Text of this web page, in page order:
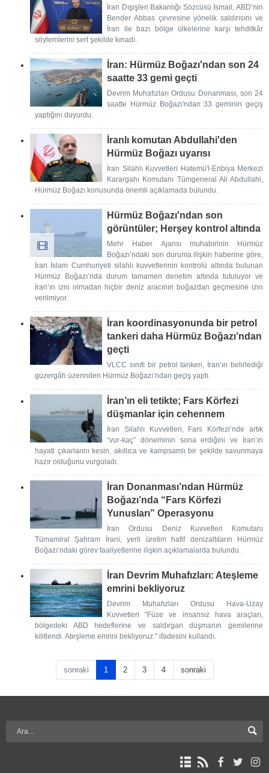
İran Dışişleri Bakanlığı Sözcüsü İsmail, ABD’nin
Bender Abbas çevresine yönelik saldırısını ve
İran ile bazı bölge ülkelerine karşı tehditkâr
söylemlerini sert şekilde kınadı.
İran: Hürmüz Boğazı'ndan son 24
saatte 33 gemi geçti
Devrim Muhafızları Ordusu Donanması, son 24
saatte Hürmüz Boğazı'ndan 33 geminin geçiş
yaptığını duyurdu.
İranlı komutan Abdullahi'den
Hürmüz Boğazı uyarısı
İran Silahlı Kuvvetleri Hatemü'l-Enbiya Merkezi
Karargahı Komutanı Tümgeneral Ali Abdullahi,
Hürmüz Boğazı konusunda önemli açıklamada bulundu.
Hürmüz Boğazı'ndan son
görüntüler; Herşey kontrol altında
Mehr Haber Ajansı muhabirinin Hürmüz
Boğazı’ndaki son duruma ilişkin haberine göre,
İran İslam Cumhuriyeti silahlı kuvvetlerinin kontrolü altında bulunan
Hürmüz Boğazı’nda durum tamamen denetim altında tutuluyor ve
İran’ın izni olmadan hiçbir deniz aracının boğazdan geçmesine izin
verilmiyor.
İran koordinasyonunda bir petrol
tankeri daha Hürmüz Boğazı’ndan
geçti
VLCC sınıfı bir petrol tankeri, İran’ın belirlediği
güzergâh üzerinden Hürmüz Boğazı’ndan geçiş yaptı.
İran’ın eli tetikte; Fars Körfezi
düşmanlar için cehennem
İran Silahlı Kuvvetleri, Fars Körfezi’nde artık
“vur-kaç” döneminin sona erdiğini ve İran’ın
hayati çıkarlarını kesin, akıllıca ve kampsamlı bir şekilde savunmaya
hazır olduğunu vurguladı.
İran Donanması’ndan Hürmüz
Boğazı’nda “Fars Körfezi
Yunusları” Operasyonu
İran Ordusu Deniz Kuvvetleri Komutanı
Tümamiral Şahram İrani, yerli üretim hafif denizaltıların Hürmüz
Boğazı’ndaki görev faaliyetlerine ilişkin açıklamalarda bulundu.
İran Devrim Muhafızları: Ateşleme
emrini bekliyoruz
Devrim Muhafızları Ordusu Hava-Uzay
Kuvvetleri "Füze ve insansız hava araçları,
bölgedeki ABD hedeflerine ve saldırgan düşmanın gemilerine
kilitlendi. Ateşleme emrini bekliyoruz." ifadesini kullandı.
sonraki 1 2 3 4 sonraki